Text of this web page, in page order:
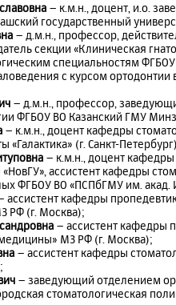
– к.м.н., доцент, и.о.
государственный
– д.м.н., профессор,
секции «Клиническая
специальностям
с курсом
– д.м.н., профессор,
ФГБОУ ВО Казанский ГМУ
– к.м.н., доцент кафедры
«Галактика» (г. Санкт-
– к.м.н., доцент
ассистент кафедры
ФГБОУ ВО «ПСПбГМУ им. акад.
ассистент кафедры
РФ (г. Москва);
– ассистент кафедры
МЗ РФ (г. Москва);
– ассистент кафедры
– заведующий отделением
стоматологическая